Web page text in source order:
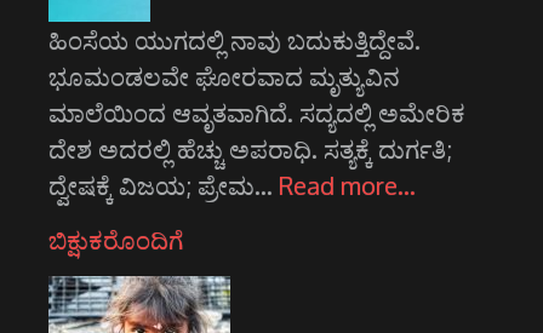
ಹಿಂಸೆಯ ಯುಗದಲ್ಲಿ ನಾವು ಬದುಕುತ್ತಿದ್ದೇವೆ.
ಭೂಮಂಡಲವೇ ಘೋರವಾದ ಮೃತ್ಯುವಿನ
ಮಾಲೆಯಿಂದ ಆವೃತವಾಗಿದೆ. ಸದ್ಯದಲ್ಲಿ ಅಮೇರಿಕ
ದೇಶ ಅದರಲ್ಲಿ ಹೆಚ್ಚು ಅಪರಾಧಿ. ಸತ್ಯಕ್ಕೆ ದುರ್ಗತಿ;
ದ್ವೇಷಕ್ಕೆ ವಿಜಯ; ಪ್ರೇಮ… Read more…
ಬಿಕ್ಷುಕರೊಂದಿಗೆ